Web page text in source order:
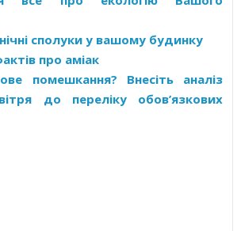
сполуки у вашому будинку
про аміак
помешкання? Внесіть аналіз
до переліку обов’язкових